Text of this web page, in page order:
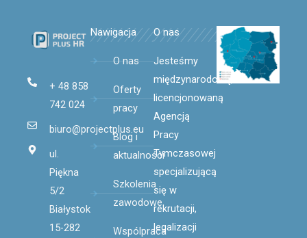
+ 48 858
742 024
biuro@projectplus.eu
ul.
Piękna
5/2
Białystok
15-282
Nawigacja
O nas
Oferty
pracy
Blog i
aktualności
Szkolenia
zawodowe
Wspólpraca
O nas
Jesteśmy
międzynarodową,
licencjonowaną
Agencją
Pracy
Tymczasowej
specjalizującą
się w
rekrutacji,
legalizacji